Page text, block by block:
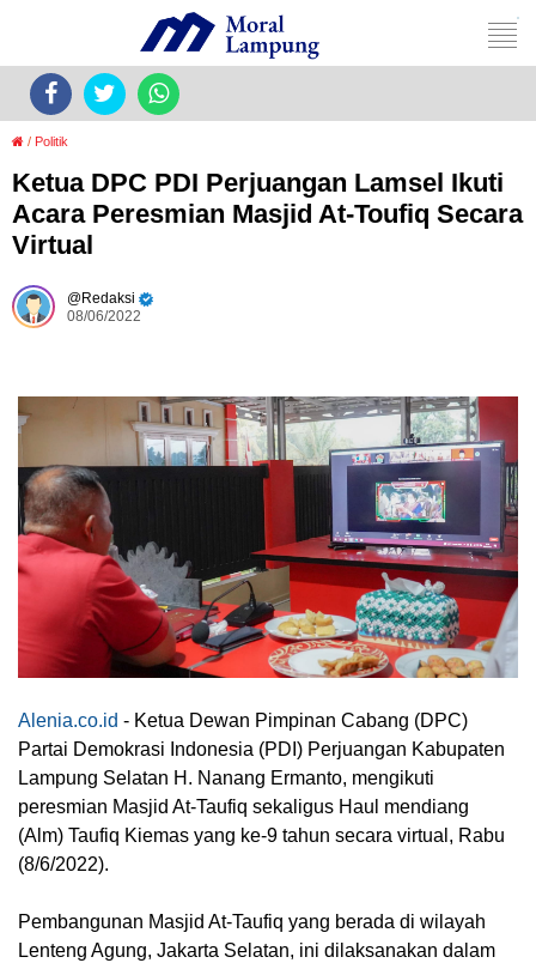
/ Politik
Ketua DPC PDI Perjuangan Lamsel Ikuti
Acara Peresmian Masjid At-Toufiq Secara
Virtual
Redaksi
08/06/2022
Alenia.co.id - Ketua Dewan Pimpinan Cabang (DPC)
Partai Demokrasi Indonesia (PDI) Perjuangan Kabupaten
Lampung Selatan H. Nanang Ermanto, mengikuti
peresmian Masjid At-Taufiq sekaligus Haul mendiang
(Alm) Taufiq Kiemas yang ke-9 tahun secara virtual, Rabu
(8/6/2022).
Pembangunan Masjid At-Taufiq yang berada di wilayah
Lenteng Agung, Jakarta Selatan, ini dilaksanakan dalam